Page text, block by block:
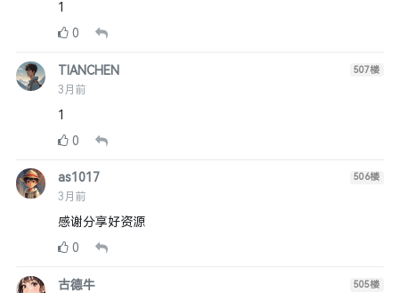
1
0
TIANCHEN
3月前
507楼
1
0
as1017
3月前
506楼
感谢分享好资源
0
古德牛 505楼